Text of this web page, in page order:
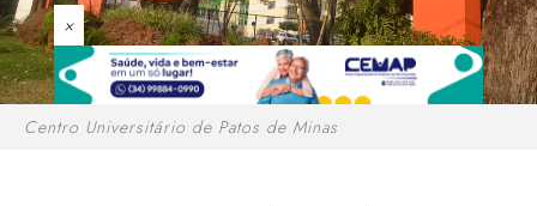
×
Centro Universitário de Patos de Minas